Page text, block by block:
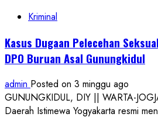
Kriminal
Kasus Dugaan Pelecehan
DPO Buruan Asal Gunungkidul
admin Posted on 3 minggu ago
GUNUNGKIDUL, DIY || WARTA-
Daerah Istimewa Yogyakarta resmi